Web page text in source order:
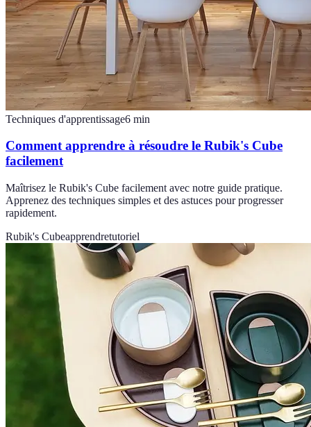
Techniques d'apprentissage6 min
Comment apprendre à résoudre le Rubik's Cube
facilement
Maîtrisez le Rubik's Cube facilement avec notre guide pratique.
Apprenez des techniques simples et des astuces pour progresser
rapidement.
Rubik's Cubeapprendretutoriel